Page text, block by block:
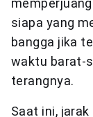
siapa yang
bangga jika
waktu barat-
terangnya.
Saat ini,